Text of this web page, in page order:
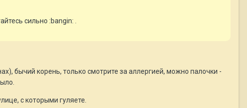
сильно :bangin: .
бычий корень, только смотрите за аллергией, можно палочки -
с которыми гуляете.